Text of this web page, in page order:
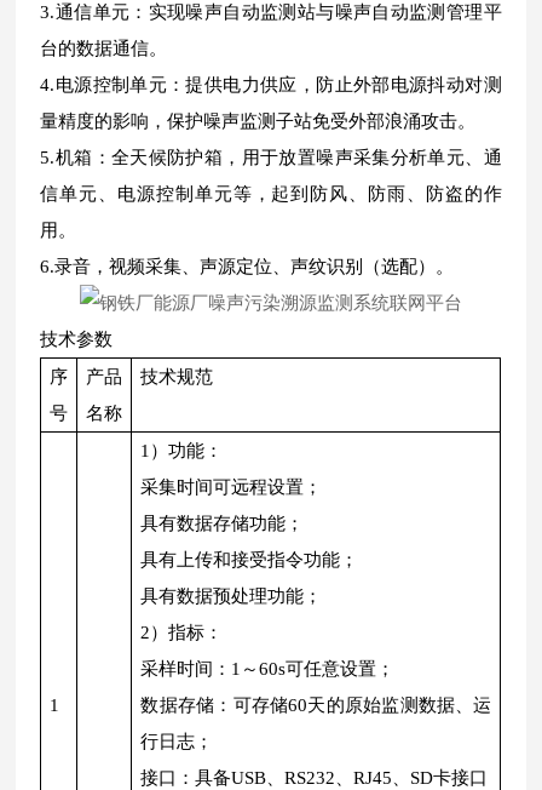
3.通信单元：实现噪声自动监测站与噪声自动监测管理平
台的数据通信。
4.电源控制单元：提供电力供应，防止外部电源抖动对测
量精度的影响，保护噪声监测子站免受外部浪涌攻击。
5.机箱：全天候防护箱，用于放置噪声采集分析单元、通
信单元、电源控制单元等，起到防风、防雨、防盗的作
用。
6.录音，视频采集、声源定位、声纹识别（选配）。
技术参数
序
号
产品
名称
技术规范
1
1）功能：
采集时间可远程设置；
具有数据存储功能；
具有上传和接受指令功能；
具有数据预处理功能；
2）指标：
采样时间：1～60s可任意设置；
数据存储：可存储60天的原始监测数据、运
行日志；
接口：具备USB、RS232、RJ45、SD卡接口